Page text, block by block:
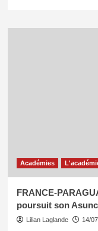
Académies
FRANCE-
poursuit son
Lilian Laglande 14/